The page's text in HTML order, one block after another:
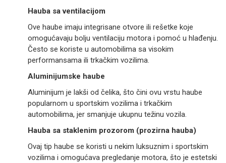
Hauba sa ventilacijom
Ove haube imaju integrisane otvore ili rešetke koje
omogućavaju bolju ventilaciju motora i pomoć u hlađenju.
Često se koriste u automobilima sa visokim
performansama ili trkačkim vozilima.
Aluminijumske haube
Aluminijum je lakši od čelika, što čini ovu vrstu haube
popularnom u sportskim vozilima i trkačkim
automobilima, jer smanjuje ukupnu težinu vozila.
Hauba sa staklenim prozorom (prozirna hauba)
Ovaj tip haube se koristi u nekim luksuznim i sportskim
vozilima i omogućava pregledanje motora, što je estetski